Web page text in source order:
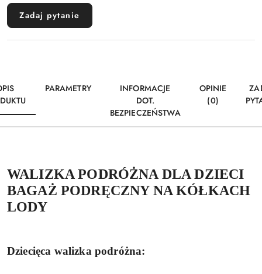
Zadaj pytanie
PARAMETRY
INFORMACJE
DOT.
BEZPIECZEŃSTWA
OPINIE
(0)
WALIZKA PODRÓŻNA DLA DZIECI
BAGAŻ PODRĘCZNY NA KÓŁKACH
LODY
Dziecięca walizka podróżna: